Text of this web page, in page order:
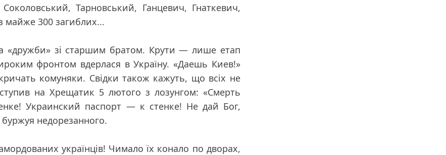
Тарновський, Ганцевич, Гнаткевич,
майже 300 загиблих...
«дружби» зі старшим братом. Крути — лише етап
фронтом вдерлася в Україну. «Даешь Киев!»
комуняки. Свідки також кажуть, що всіх не
на Хрещатик 5 лютого з лозунгом: «Смерть
Украинский паспорт — к стенке! Не дай Бог,
недорезанного.
українців! Чимало їх конало по дворах,